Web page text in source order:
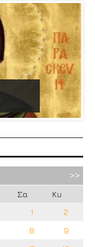
Σα
Κυ
1
2
8
9